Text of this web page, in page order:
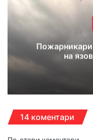
Пожарникари
на
14 коментари